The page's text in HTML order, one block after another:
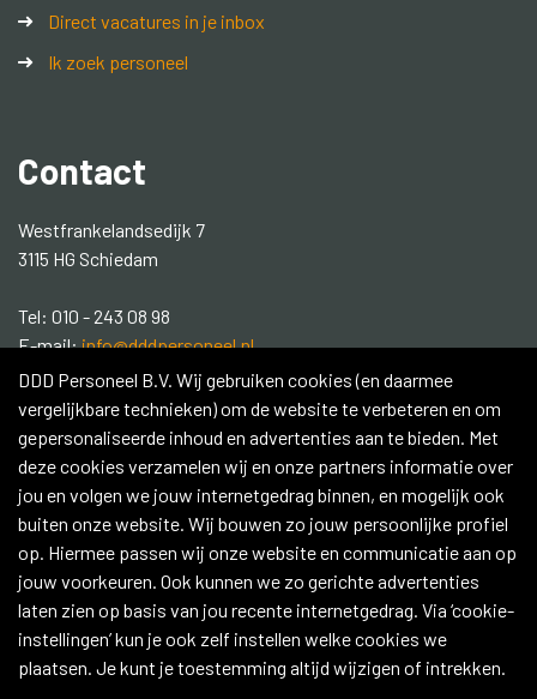
Direct vacatures in je inbox
Ik zoek personeel
Contact
Westfrankelandsedijk 7
3115 HG Schiedam
Tel: 010 - 243 08 98
E-mail:info@dddpersoneel.nl
Social media:
Contacteer ons
Copyright 2026 © DDD Personeel
|IK ZOEK PRODUCTIE PERSONEEL
|IK ZOEK SCHOONMAAK PERSONEEL
|IK ZOEK LOGISTIEK PERSONEEL |Algemene Voorwaarden
DDD Personeel B.V. Wij gebruiken cookies (en daarmee
vergelijkbare technieken) om de website te verbeteren en om
gepersonaliseerde inhoud en advertenties aan te bieden. Met
deze cookies verzamelen wij en onze partners informatie over
jou en volgen we jouw internetgedrag binnen, en mogelijk ook
buiten onze website. Wij bouwen zo jouw persoonlijke profiel
op. Hiermee passen wij onze website en communicatie aan op
jouw voorkeuren. Ook kunnen we zo gerichte advertenties
laten zien op basis van jou recente internetgedrag. Via ‘cookie-
instellingen’ kun je ook zelf instellen welke cookies we
plaatsen. Je kunt je toestemming altijd wijzigen of intrekken.